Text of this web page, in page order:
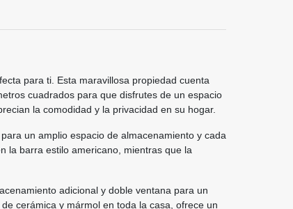
para ti. Esta maravillosa propiedad cuenta
cuadrados para que disfrutes de un espacio
la comodidad y la privacidad en su hogar.
un amplio espacio de almacenamiento y cada
la barra estilo americano, mientras que la
adicional y doble ventana para un
cerámica y mármol en toda la casa, ofrece un